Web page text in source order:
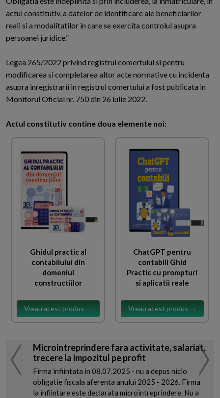
actul constitutiv, a datelor de identificare ale beneficiarilor
reali si a modalitatilor in care se exercita controlul asupra
persoanei juridice.”
Legea 265/2022 privind registrul comertului si pentru
modificarea si completarea altor acte normative cu incidenta
asupra inregistrarii in registrul comertului a fost publicata in
Monitorul Oficial nr. 750 din 26 iulie 2022.
Actul constitutiv contine doua elemente noi:
Ghidul practic al
contabilului din
domeniul
constructiilor
Vreau acest produs →
ChatGPT pentru
contabili Ghid
Practic cu prompturi
si aplicatii reale
Vreau acest produs →
Microintreprindere fara activitate, salariat,
trecere la impozitul pe profit
Firma infiintata in 08.07.2025 - nu a depus nicio
obligatie fiscala aferenta anului 2025 - 2026. Firma
la infiintare este declarata microintreprindere. Nu a